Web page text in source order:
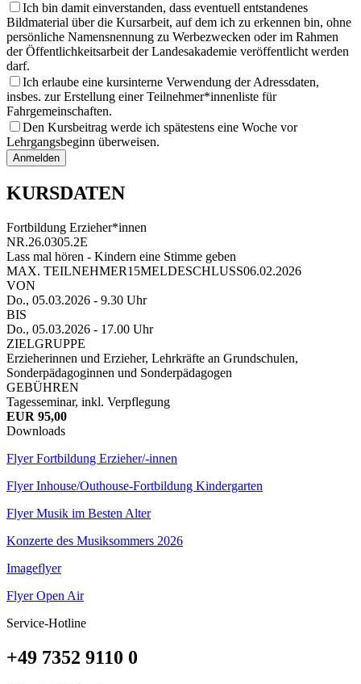
Ich bin damit einverstanden, dass eventuell entstandenes
Bildmaterial über die Kursarbeit, auf dem ich zu erkennen bin, ohne
persönliche Namensnennung zu Werbezwecken oder im Rahmen
der Öffentlichkeitsarbeit der Landesakademie veröffentlicht werden
darf.
Ich erlaube eine kursinterne Verwendung der Adressdaten,
insbes. zur Erstellung einer Teilnehmer*innenliste für
Fahrgemeinschaften.
Den Kursbeitrag werde ich spätestens eine Woche vor
Lehrgangsbeginn überweisen.
Anmelden
KURSDATEN
Fortbildung Erzieher*innen
NR.26.0305.2E
Lass mal hören - Kindern eine Stimme geben
MAX. TEILNEHMER15MELDESCHLUSS06.02.2026
VON
Do., 05.03.2026 - 9.30 Uhr
BIS
Do., 05.03.2026 - 17.00 Uhr
ZIELGRUPPE
Erzieherinnen und Erzieher, Lehrkräfte an Grundschulen,
Sonderpädagoginnen und Sonderpädagogen
GEBÜHREN
Tagesseminar, inkl. Verpflegung
EUR 95,00
Downloads
Flyer Fortbildung Erzieher/-innen
Flyer Inhouse/Outhouse-Fortbildung Kindergarten
Flyer Musik im Besten Alter
Konzerte des Musiksommers 2026
Imageflyer
Flyer Open Air
Service-Hotline
+49 7352 9110 0